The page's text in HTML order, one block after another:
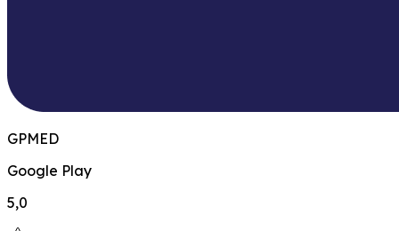
GPMED
Google Play
5,0